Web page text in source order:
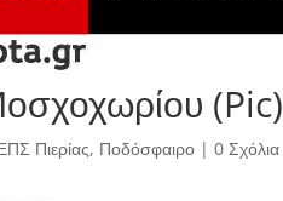
(Pic)
Πιερίας, Ποδόσφαιρο| 0 Σχόλια